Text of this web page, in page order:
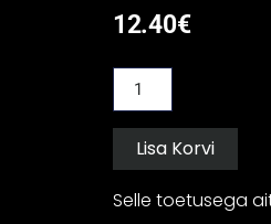
12.40€
Lisa Korvi
Selle toetusega